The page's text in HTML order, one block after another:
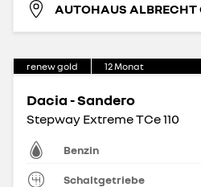
AUTOHAUS ALBRECHT
renew gold 12Monat
Dacia - Sandero
Stepway Extreme TCe 110
Benzin
Schaltgetriebe